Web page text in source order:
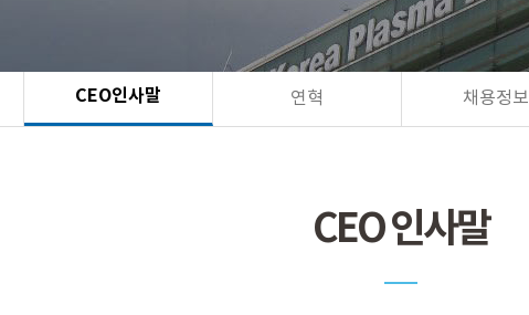
CEO인사말 연혁 채용정보
CEO 인사말